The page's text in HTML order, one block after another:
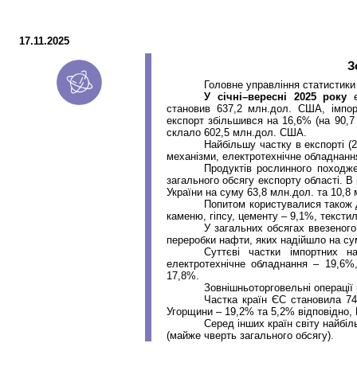
17.11.2025
Головне управління
У січні–вересні 2025 року
становив 637,2млн.дол. США,
експорт збільшився на 16,6% (на
склало 602,5 млн.дол. США.
Найбільшу частку в експорті
механізми, електротехнічне
Продуктів рослинного
загального обсягу експорту області.
України на суму 63,8 млн.дол. та 10,8
Попитом користувалися також
каменю, гіпсу, цементу – 9,1%,
У загальних обсягах
переробки нафти, яких надійшло на
Суттєві частки імпортних
електротехнічне обладнання –
17,8%.
Зовнішньоторговельні
Частка країн ЄС становила
Угорщини – 19,2% та 5,2%
Серед інших країн світу
(майже чверть загального обсягу).